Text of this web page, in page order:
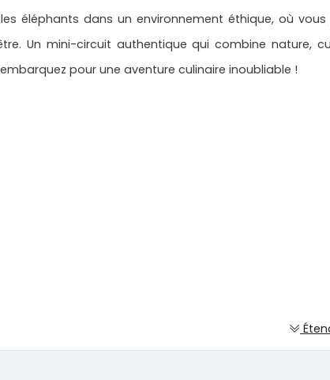
éléphants dans un environnement éthique, où vous
Un mini-circuit authentique qui combine nature,
pour une aventure culinaire inoubliable !